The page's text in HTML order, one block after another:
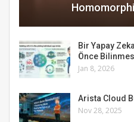
Bir Yapay
Önce
Jan 8, 2026
Arista Cloud
Nov 28, 2025